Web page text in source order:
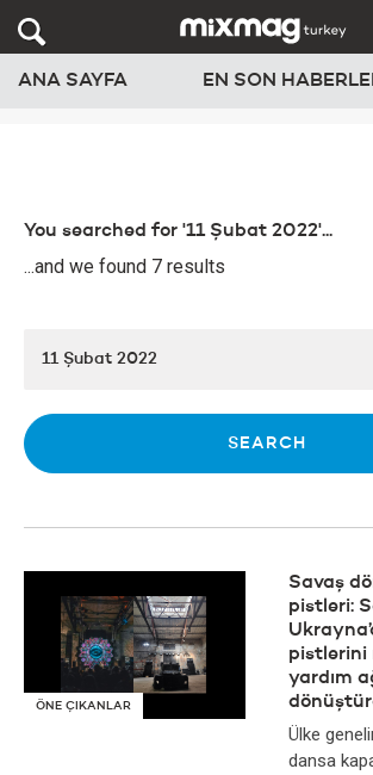
ANA SAYFA EN SON
You searched for '11 Şubat 2022'...
...and we found 7 results
ÖNE ÇIKANLAR
Savaş
pistleri:
pistlerini
yardım
Ülke
dansa